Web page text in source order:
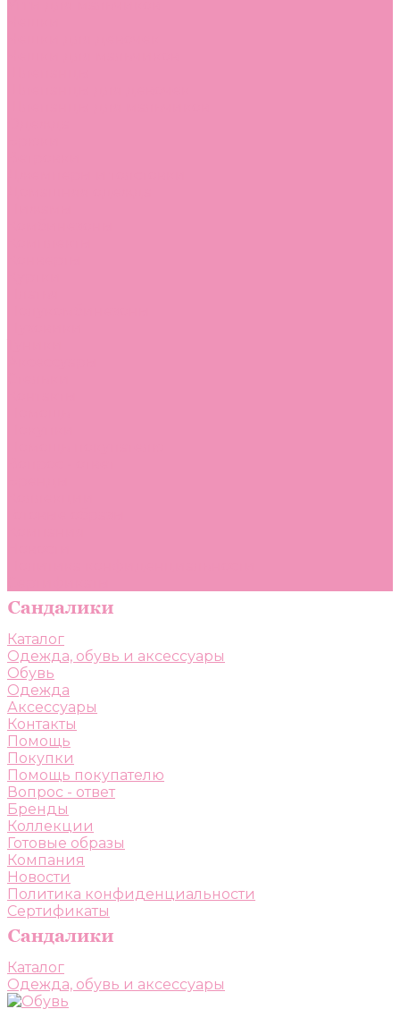
Каталог
Одежда, обувь и аксессуары
Обувь
Одежда
Аксессуары
Контакты
Помощь
Покупки
Помощь покупателю
Вопрос - ответ
Бренды
Коллекции
Готовые образы
Компания
Новости
Политика конфиденциальности
Сертификаты
Каталог
Одежда, обувь и аксессуары